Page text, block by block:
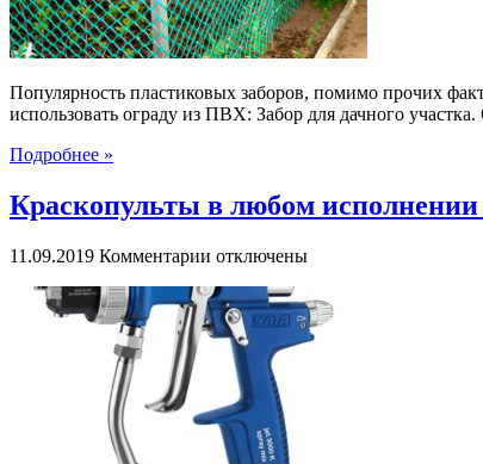
Популярность пластиковых заборов, помимо прочих
использовать ограду из ПВХ: Забор для дачного
Подробнее »
Краскопульты в любом
11.09.2019 Комментарии к
Краскопульты
в
любом
исполнении
ассортименте
“ТИТАН”
отключены